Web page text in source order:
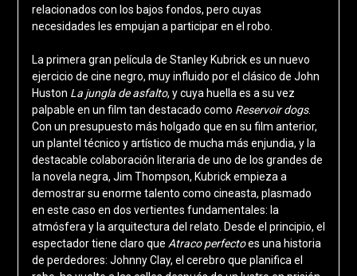
relacionados con los bajos fondos, pero cuyas
necesidades les empujan a participar en el robo.
La primera gran película de Stanley Kubrick es un nuevo
ejercicio de cine negro, muy influido por el clásico de John
Huston La jungla de asfalto, y cuya huella es a su vez
palpable en un film tan destacado como Reservoir dogs.
Con un presupuesto más holgado que en su film anterior,
un plantel técnico y artístico de mucha más enjundia, y la
destacable colaboración literaria de uno de los grandes de
la novela negra, Jim Thompson, Kubrick empieza a
demostrar su enorme talento como cineasta, plasmado
en este caso en dos vertientes fundamentales: la
atmósfera y la arquitectura del relato. Desde el principio, el
espectador tiene claro que Atraco perfectoes una historia
de perdedores: Johnny Clay, el cerebro que planifica el